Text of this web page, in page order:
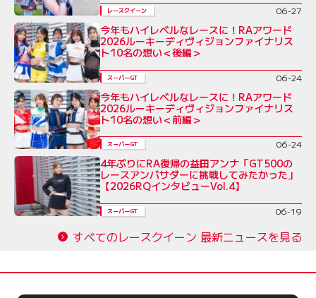
レースクイーン 06-27
今年もハイレベルなレースに！RAアワード
2026ルーキーディヴィジョンファイナリス
ト10名の想い＜後編＞
スーパーGT 06-24
今年もハイレベルなレースに！RAアワード
2026ルーキーディヴィジョンファイナリス
ト10名の想い＜前編＞
スーパーGT 06-24
4年ぶりにRA復帰の益田アンナ「GT500の
レースアンバサダーに挑戦してみたかった」
【2026RQインタビューVol.4】
スーパーGT 06-19
すべてのレースクイーン 最新ニュースを見る